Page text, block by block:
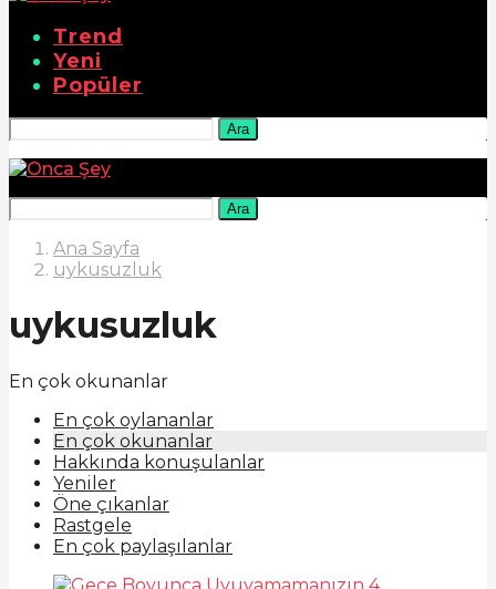
Trend
Yeni
Popüler
Ara
Ara
Ana Sayfa
uykusuzluk
uykusuzluk
En çok okunanlar
En çok oylananlar
En çok okunanlar
Hakkında konuşulanlar
Yeniler
Öne çıkanlar
Rastgele
En çok paylaşılanlar